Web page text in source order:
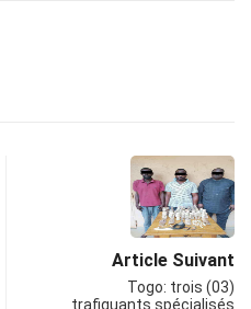
Article Suivant
Togo: trois (03)
trafiquants spécialisés